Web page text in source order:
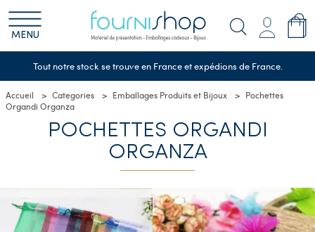
MENU
Tout notre stock se trouve en France et expédions de France.
Accueil Categories Emballages Produits et Bijoux
Pochettes
Organdi Organza
POCHETTES ORGANDI
ORGANZA